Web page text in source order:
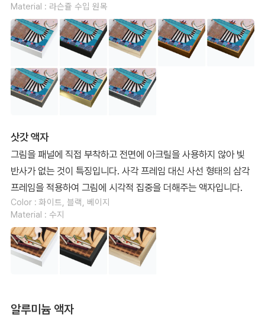
Material : 라슨쥴 수입 원목
삿갓 액자
그림을 패널에 직접 부착하고 전면에 아크릴을 사용하지 않아 빛
반사가 없는 것이 특징입니다. 사각 프레임 대신 사선 형태의 삼각
프레임을 적용하여 그림에 시각적 집중을 더해주는 액자입니다.
Color : 화이트, 블랙, 베이지
Material : 수지
알루미늄 액자